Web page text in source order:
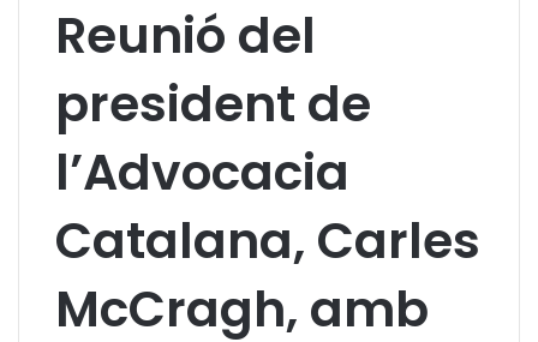
Reunió del
president de
l’Advocacia
Catalana, Carles
McCragh, amb